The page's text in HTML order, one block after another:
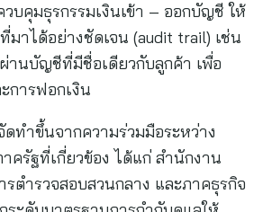
บคุมธุรกรรมเงินเข้า – ออกบัญชี ให้
มาได้อย่างชัดเจน (audit trail) เช่น
านบัญชีที่มีชื่อเดียวกับลูกค้า เพื่อ
ารฟอกเงิน
ทำขึ้นจากความร่วมมือระหว่าง
ครัฐที่เกี่ยวข้อง ได้แก่ สำนักงาน
ตำรวจสอบสวนกลาง และภาคธุรกิจ